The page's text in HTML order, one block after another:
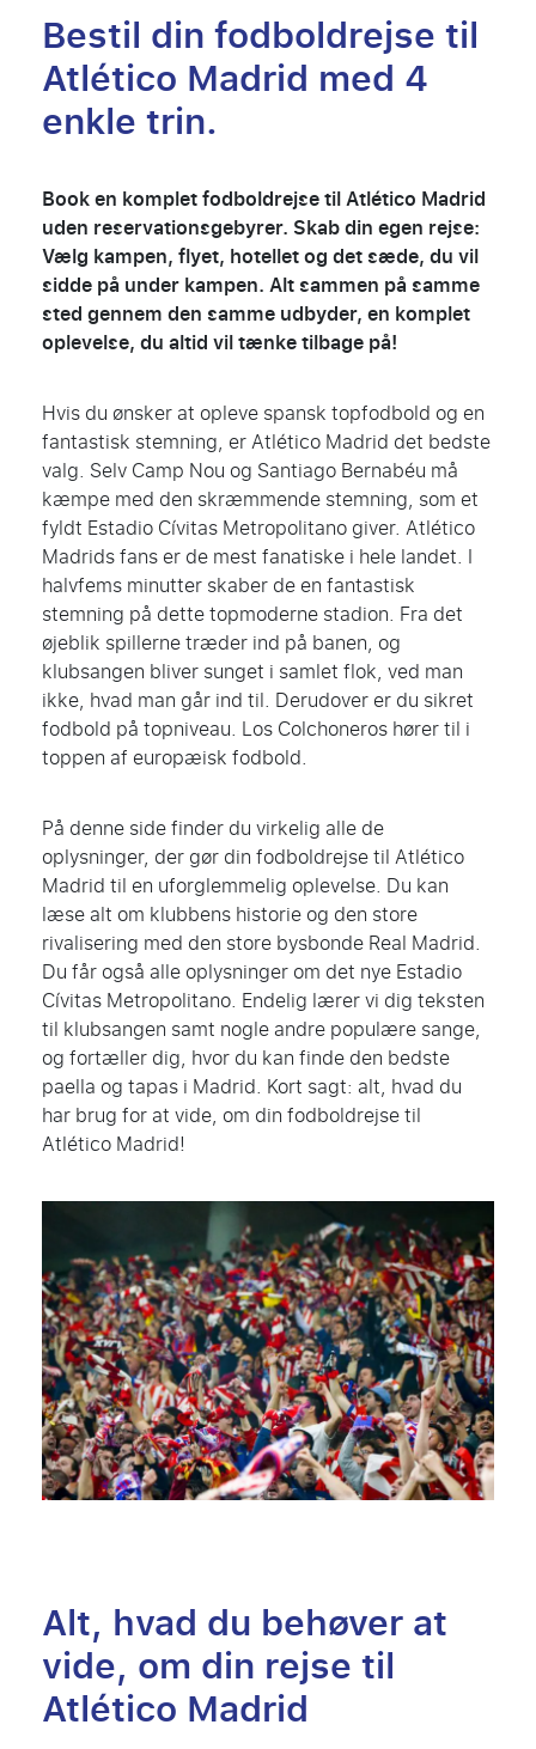
Bestil din fodboldrejse til
Atlético Madrid med 4
enkle trin.
Book en komplet fodboldrejse til Atlético Madrid
uden reservationsgebyrer. Skab din egen rejse:
Vælg kampen, flyet, hotellet og det sæde, du vil
sidde på under kampen. Alt sammen på samme
sted gennem den samme udbyder, en komplet
oplevelse, du altid vil tænke tilbage på!
Hvis du ønsker at opleve spansk topfodbold og en
fantastisk stemning, er Atlético Madrid det bedste
valg. Selv Camp Nou og Santiago Bernabéu må
kæmpe med den skræmmende stemning, som et
fyldt Estadio Cívitas Metropolitano giver. Atlético
Madrids fans er de mest fanatiske i hele landet. I
halvfems minutter skaber de en fantastisk
stemning på dette topmoderne stadion. Fra det
øjeblik spillerne træder ind på banen, og
klubsangen bliver sunget i samlet flok, ved man
ikke, hvad man går ind til. Derudover er du sikret
fodbold på topniveau. Los Colchoneros hører til i
toppen af europæisk fodbold.
På denne side finder du virkelig alle de
oplysninger, der gør din fodboldrejse til Atlético
Madrid til en uforglemmelig oplevelse. Du kan
læse alt om klubbens historie og den store
rivalisering med den store bysbonde Real Madrid.
Du får også alle oplysninger om det nye Estadio
Cívitas Metropolitano. Endelig lærer vi dig teksten
til klubsangen samt nogle andre populære sange,
og fortæller dig, hvor du kan finde den bedste
paella og tapas i Madrid. Kort sagt: alt, hvad du
har brug for at vide, om din fodboldrejse til
Atlético Madrid!
Alt, hvad du behøver at
vide, om din rejse til
Atlético Madrid